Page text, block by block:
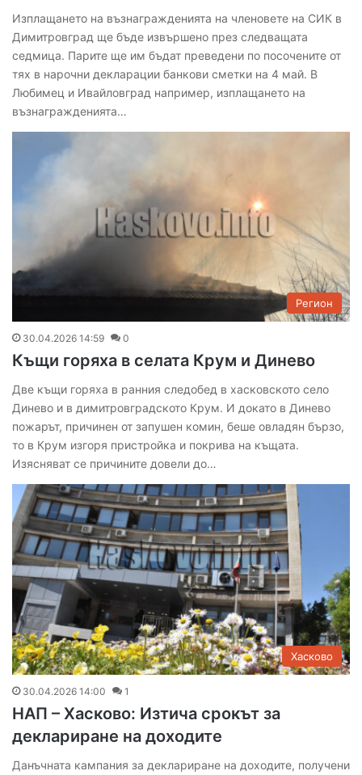
Изплащането на възнагражденията на членовете на СИК в
Димитровград ще бъде извършено през следващата
седмица. Парите ще им бъдат преведени по посочените от
тях в нарочни декларации банкови сметки на 4 май. В
Любимец и Ивайловград например, изплащането на
възнагражденията…
Регион
30.04.2026 14:59 0
Къщи горяха в селата Крум и Динево
Две къщи горяха в ранния следобед в хасковското село
Динево и в димитровградското Крум. И докато в Динево
пожарът, причинен от запушен комин, беше овладян бързо,
то в Крум изгоря пристройка и покрива на къщата.
Изясняват се причините довели до…
Хасково
30.04.2026 14:00 1
НАП – Хасково: Изтича срокът за
деклариране на доходите
Данъчната кампания за деклариране на доходите, получени